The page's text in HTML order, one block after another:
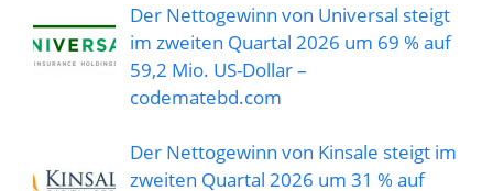
Der Nettogewinn von Universal steigt
im zweiten Quartal 2026 um 69 % auf
59,2 Mio. US-Dollar –
codematebd.com
Der Nettogewinn von Kinsale steigt im
zweiten Quartal 2026 um 31 % auf